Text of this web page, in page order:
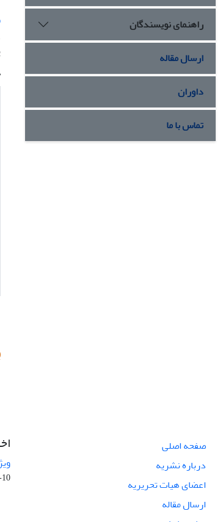
راهنمای نویسندگان
ارسال مقاله
داوران
تماس با ما
صفحه اصلی
درباره نشریه
اعضای هیات تحریریه
ارسال مقاله
10-16